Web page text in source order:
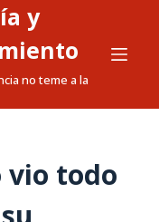
y
no teme a la
vio todo